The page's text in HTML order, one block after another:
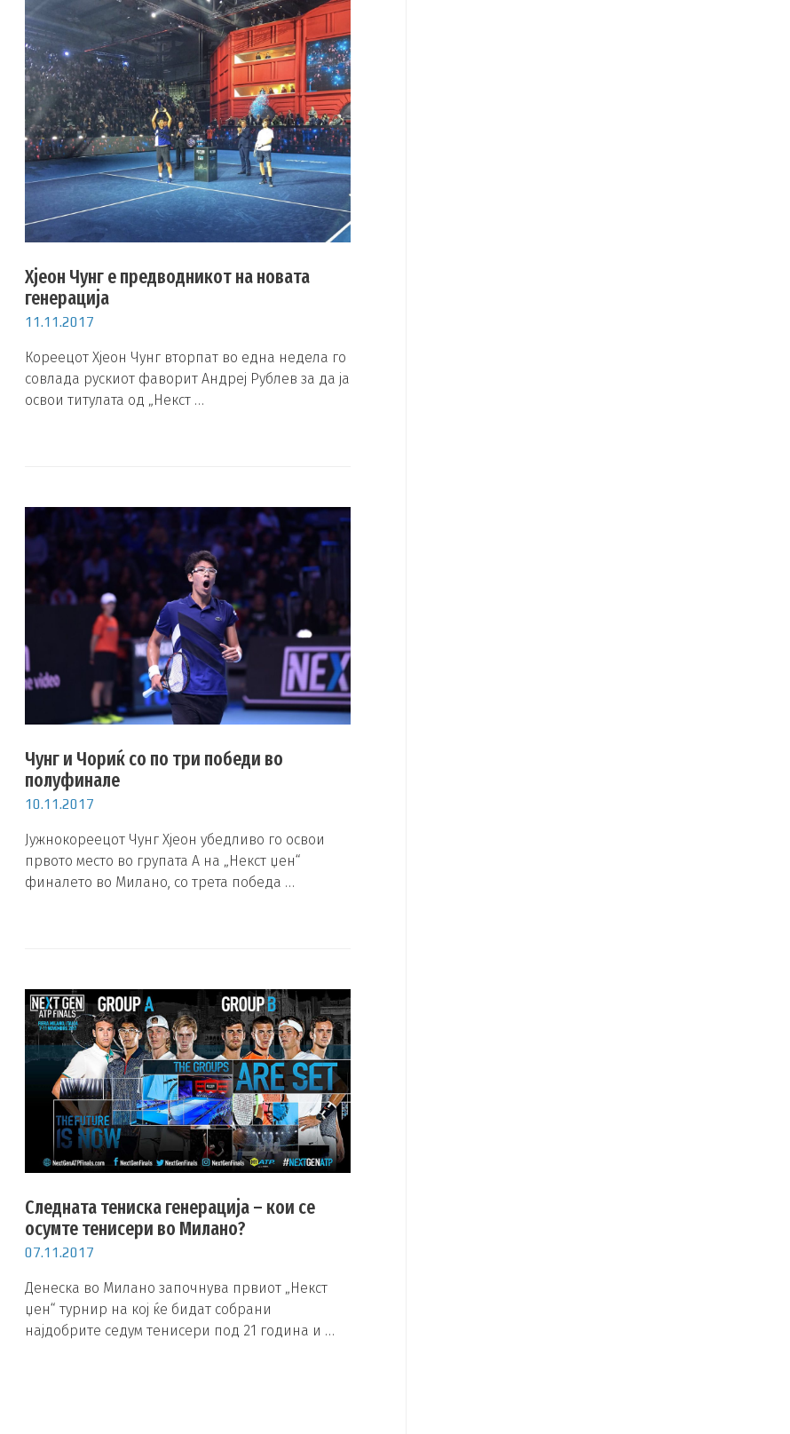
Хјеон Чунг е предводникот на новата
генерација
11.11.2017
Кореецот Хјеон Чунг вторпат во една недела го
совлада рускиот фаворит Андреј Рублев за да ја
освои титулата од „Некст …
Чунг и Чориќ со по три победи во
полуфинале
10.11.2017
Јужнокореецот Чунг Хјеон убедливо го освои
првото место во групата А на „Некст џен“
финалето во Милано, со трета победа …
Следната тениска генерација – кои се
осумте тенисери во Милано?
07.11.2017
Денеска во Милано започнува првиот „Некст
џен“ турнир на кој ќе бидат собрани
најдобрите седум тенисери под 21 година и …